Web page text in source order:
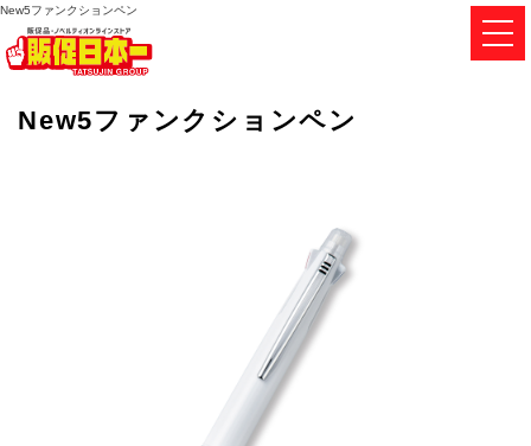
New5ファンクションペン
New5ファンクションペン